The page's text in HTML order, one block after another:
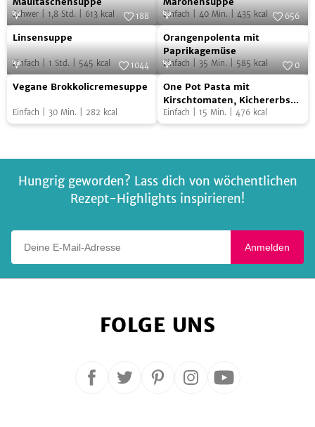
Schwer| 1,8 Std. 613 kcal Einfach 40 Min. 435 kcal
Linsensuppe
188
Linsensuppe
Einfach 1 Std. 545 kcal
Orangenpolenta
mit
Paprikagemüse
Foto:
656
Orangenpolenta mit
Paprikagemüse
Einfach 35 Min. 585 kcal
Vegane
1044
Vegane Brokkolicremesuppe
Einfach 30 Min. 282 kcal
One
Pot
Pasta
und
Basilikum
Foto:
0
One Pot Pasta mit
Kirschtomaten, Kichererbsen
und Basilikum
Einfach 15 Min. 476 kcal
Hungrig geworden? Lass dich von wöchentlichen
Rezept-Highlights inspirieren!
Anmelden
FOLGE UNS
Folge Folge
Folge Folge Folge